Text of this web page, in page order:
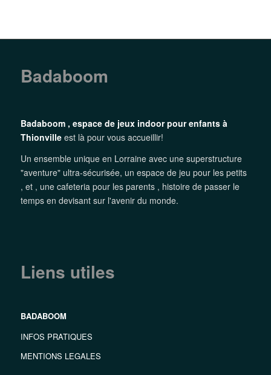
Badaboom
Badaboom , espace de jeux indoor pour enfants à
Thionvilleest là pour vous accueillir!
Un ensemble unique en Lorraine avec une superstructure
"aventure" ultra-sécurisée, un espace de jeu pour les petits
, et , une cafeteria pour les parents , histoire de passer le
temps en devisant sur l'avenir du monde.
Liens utiles
BADABOOM
INFOS PRATIQUES
MENTIONS LEGALES